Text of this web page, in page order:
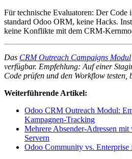
Für technische Evaluatoren: Der Code
standard Odoo ORM, keine Hacks.
keine Konflikte mit dem CRM-
Das CRM Outreach Campaigns Modul
verfügbar. Empfehlung: Auf einer
Code prüfen und den Workflow testen,
Weiterführende Artikel:
Odoo CRM Outreach Modul:
Kampagnen-Tracking
Mehrere Absender-Adressen
Servern
Odoo Community vs.